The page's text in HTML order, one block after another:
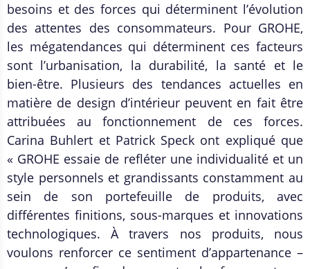
besoins et des forces qui déterminent l’évolution
des attentes des consommateurs. Pour GROHE,
les mégatendances qui déterminent ces facteurs
sont l’urbanisation, la durabilité, la santé et le
bien-être. Plusieurs des tendances actuelles en
matière de design d’intérieur peuvent en fait être
attribuées au fonctionnement de ces forces.
Carina Buhlert et Patrick Speck ont expliqué que
« GROHE essaie de refléter une individualité et un
style personnels et grandissants constamment au
sein de son portefeuille de produits, avec
différentes finitions, sous-marques et innovations
technologiques. À travers nos produits, nous
voulons renforcer ce sentiment d’appartenance –